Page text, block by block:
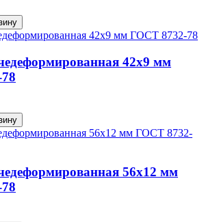
42х9 мм
56х12 мм